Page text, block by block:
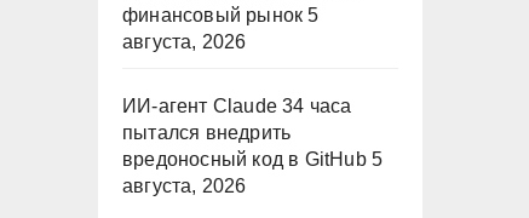
финансовый рынок 5
августа, 2026
ИИ-агент Claude 34 часа
пытался внедрить
вредоносный код в GitHub 5
августа, 2026